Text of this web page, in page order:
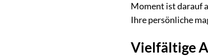
Moment ist darauf
Ihre persönliche
Vielfältige